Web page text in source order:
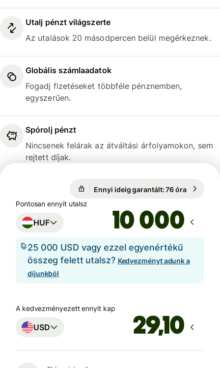
Utalj pénzt világszerte
Az utalások 20 másodpercen belül megérkeznek.
Globális számlaadatok
Fogadj fizetéseket többféle pénznemben,
egyszerűen.
Spórolj pénzt
Nincsenek felárak az átváltási árfolyamokon, sem
rejtett díjak.
Ennyi ideig garantált: 76 óra
Pontosan ennyit utalsz
HUF
25 000 USD vagy ezzel egyenértékű
összeg felett utalsz? Kedvezményt adunk a
díjunkból
A kedvezményezett ennyit kap
USD